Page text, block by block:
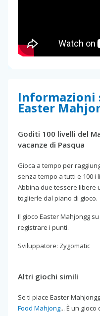
Informazioni
Easter
Goditi 100 livelli del
vacanze di Pasqua
Gioca a tempo per
senza tempo a tutti e 100
Abbina due tessere libere
toglierle dal piano di gioco.
Il gioco Easter Mahjongg
registrare i punti.
Sviluppatore: Zygomatic
Altri giochi simili
Se ti piace Easter
Food Mahjong... È un